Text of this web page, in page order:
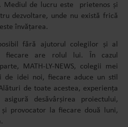
Mediul de lucru este prietenos și
dezvoltare, unde nu există frică
învățarea.
fără ajutorul colegilor și al
fiecare are rolul lui. În cazul
MATH-LY-NEWS, colegii mei
de idei noi, fiecare aduce un stil
de toate acestea, experiența
desăvârșirea proiectului,
provocator la fiecare două luni,